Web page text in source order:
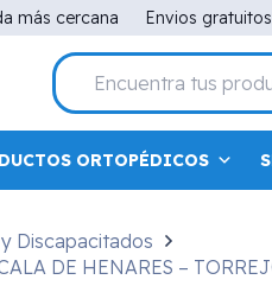
más cercana Envios
ORTOPÉDICOS
Discapacitados
DE HENARES –